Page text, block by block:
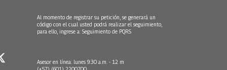
Al momento de registrar su petición, se generará un
código con el cual usted podrá realizar el seguimiento,
para ello, ingrese a: Seguimiento de PQRS
Asesor en línea: lunes 9:30 a.m. - 12 m